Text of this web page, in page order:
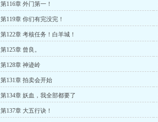
第116章 外门第一！
第119章 你们有完没完！
第122章 考核任务！白羊城！
第125章 曾良。
第128章 神迹岭
第131章 拍卖会开始
第134章 妖血，我全部都要了
第137章 大五行诀！